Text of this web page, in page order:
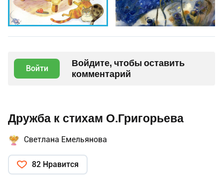
Войти
Войдите, чтобы оставить
комментарий
Дружба к стихам О.Григорьева
Светлана Емельянова
82 Нравится